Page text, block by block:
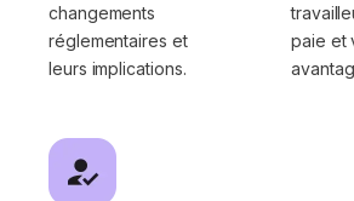
changements
réglementaires et
leurs implications.
paie et